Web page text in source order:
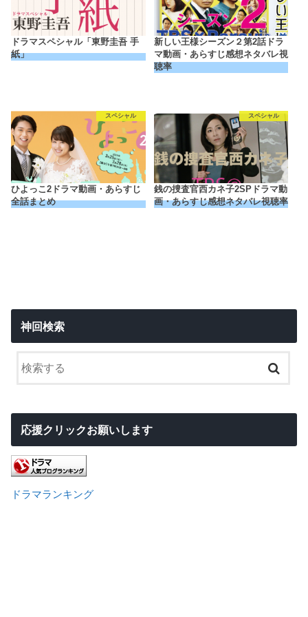
ドラマスペシャル「東野圭吾 手
紙」
新しい王様シーズン２第2話ドラ
マ動画・あらすじ感想ネタバレ視
聴率
スペシャル
ひよっこ2ドラマ動画・あらすじ
全話まとめ
スペシャル
銭の捜査官西カネ子2SPドラマ動
画・あらすじ感想ネタバレ視聴率
神回検索
応援クリックお願いします
ドラマランキング